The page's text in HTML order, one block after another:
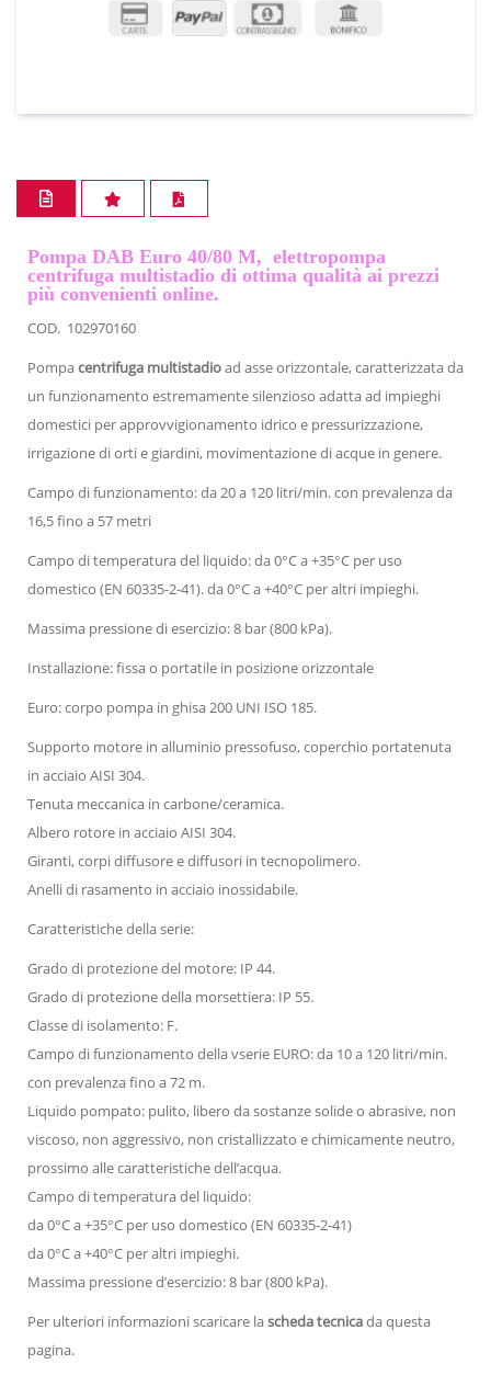
Pompa DAB Euro 40/80 M, elettropompa
centrifuga multistadio di ottima qualità ai prezzi
più convenienti online.
COD. 102970160
Pompacentrifuga multistadioad asse orizzontale, caratterizzata da
un funzionamento estremamente silenzioso adatta ad impieghi
domestici per approvvigionamento idrico e pressurizzazione,
irrigazione di orti e giardini, movimentazione di acque in genere.
Campo di funzionamento: da 20 a 120 litri/min. con prevalenza da
16,5 fino a 57 metri
Campo di temperatura del liquido: da 0°C a +35°C per uso
domestico (EN 60335-2-41). da 0°C a +40°C per altri impieghi.
Massima pressione di esercizio: 8 bar (800 kPa).
Installazione: fissa o portatile in posizione orizzontale
Euro: corpo pompa in ghisa 200 UNI ISO 185.
Supporto motore in alluminio pressofuso, coperchio portatenuta
in acciaio AISI 304.
Tenuta meccanica in carbone/ceramica.
Albero rotore in acciaio AISI 304.
Giranti, corpi diffusore e diffusori in tecnopolimero.
Anelli di rasamento in acciaio inossidabile.
Caratteristiche della serie:
Grado di protezione del motore: IP 44.
Grado di protezione della morsettiera: IP 55.
Classe di isolamento: F.
Campo di funzionamento della vserie EURO: da 10 a 120 litri/min.
con prevalenza fino a 72 m.
Liquido pompato: pulito, libero da sostanze solide o abrasive, non
viscoso, non aggressivo, non cristallizzato e chimicamente neutro,
prossimo alle caratteristiche dell’acqua.
Campo di temperatura del liquido:
da 0°C a +35°C per uso domestico (EN 60335-2-41)
da 0°C a +40°C per altri impieghi.
Massima pressione d’esercizio: 8 bar (800 kPa).
Per ulteriori informazioni scaricare lascheda tecnicada questa
pagina.